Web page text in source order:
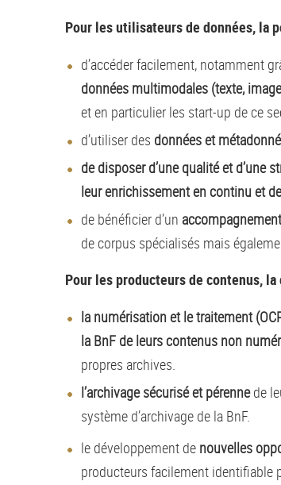
Pour les utilisateurs de données, la
d’accéder facilement, notamment
données multimodales (texte,
et en particulier les start-up de ce
d’utiliser des données et
de disposer d’une qualité et d’une
leur enrichissement en continu et
de bénéficier d’un
de corpus spécialisés mais
Pour les producteurs de contenus,
la numérisation et le traitement
la BnF de leurs contenus non
propres archives.
l’archivage sécurisé et pérennede
système d’archivage de la BnF.
le développement de nouvelles
producteurs facilement identifiable